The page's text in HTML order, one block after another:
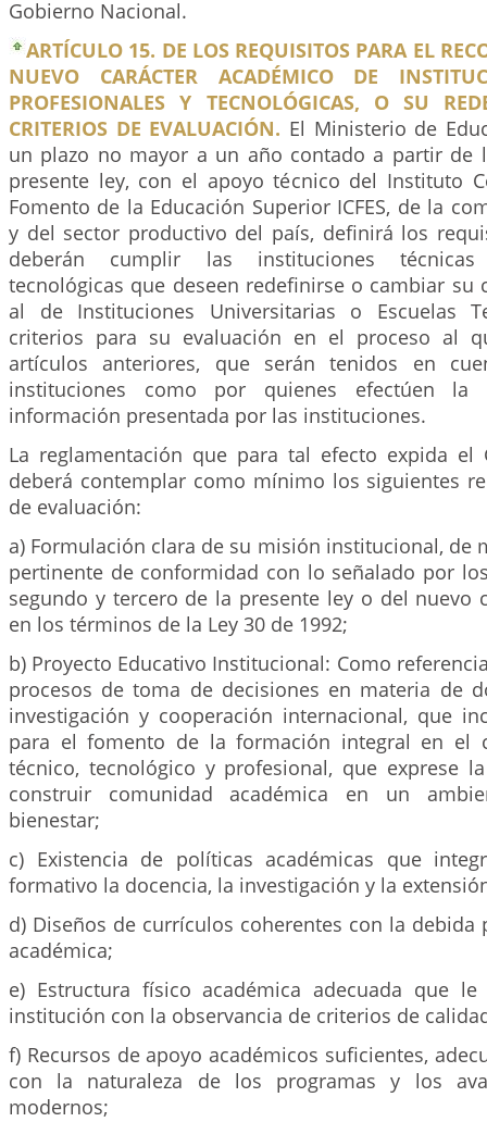
Gobierno Nacional.
ARTÍCULO 15. DE LOS REQUISITOS PARA EL
NUEVO CARÁCTER ACADÉMICO DE
PROFESIONALES Y TECNOLÓGICAS, O SU
CRITERIOS DE EVALUACIÓN. El Ministerio de
un plazo no mayor a un año contado a partir de
presente ley, con el apoyo técnico del Instituto
Fomento de la Educación Superior ICFES, de la
y del sector productivo del país, definirá los
deberán cumplir las instituciones
tecnológicas que deseen redefinirse o cambiar su
al de Instituciones Universitarias o Escuelas
criterios para su evaluación en el proceso al
artículos anteriores, que serán tenidos en
instituciones como por quienes efectúen la
información presentada por las instituciones.
La reglamentación que para tal efecto expida el
deberá contemplar como mínimo los siguientes
de evaluación:
a) Formulación clara de su misión institucional, de
pertinente de conformidad con lo señalado por
segundo y tercero de la presente ley o del nuevo
en los términos de la Ley 30 de 1992;
b) Proyecto Educativo Institucional: Como
procesos de toma de decisiones en materia de
investigación y cooperación internacional, que
para el fomento de la formación integral en el
técnico, tecnológico y profesional, que exprese
construir comunidad académica en un
bienestar;
c) Existencia de políticas académicas que
formativo la docencia, la investigación y la
d) Diseños de currículos coherentes con la debida
académica;
e) Estructura físico académica adecuada que
institución con la observancia de criterios de
f) Recursos de apoyo académicos suficientes,
con la naturaleza de los programas y los
modernos;